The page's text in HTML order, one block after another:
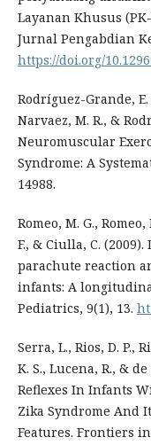
Layanan Khusus
Jurnal Pengabdian
https://doi.org/
Rodríguez-Grande,
Narvaez, M. R., &
Neuromuscular
Syndrome: A
14988.
Romeo, M. G.,
F., & Ciulla, C.
parachute reaction
infants: A
Pediatrics, 9(1), 13.
Serra, L., Rios, D. P.,
K. S., Lucena, R., &
Reflexes In Infants
Zika Syndrome And
Features. Frontiers